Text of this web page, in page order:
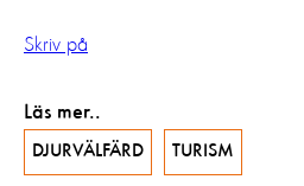
Skriv på
Läs mer..
DJURVÄLFÄRD TURISM